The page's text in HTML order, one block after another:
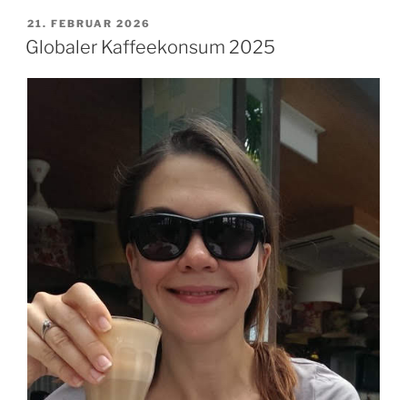
und
Tee
VERÖFFENTLICHT
AM
21. FEBRUAR 2026
Globaler Kaffeekonsum 2025